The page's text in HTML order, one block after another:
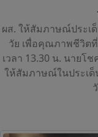
ผส. ให้สัมภาษณ์ประเ
วัย เพื่อคุณภาพชีวิต
เวลา 13.30 น. นายโ
ให้สัมภาษณ์ในประเด็